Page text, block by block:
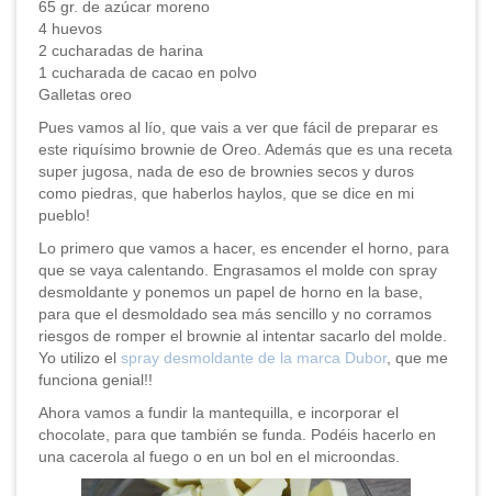
65 gr. de azúcar moreno
4 huevos
2 cucharadas de harina
1 cucharada de cacao en polvo
Galletas oreo
Pues vamos al lío, que vais a ver que fácil de preparar es
este riquísimo brownie de Oreo. Además que es una receta
super jugosa, nada de eso de brownies secos y duros
como piedras, que haberlos haylos, que se dice en mi
pueblo!
Lo primero que vamos a hacer, es encender el horno, para
que se vaya calentando. Engrasamos el molde con spray
desmoldante y ponemos un papel de horno en la base,
para que el desmoldado sea más sencillo y no corramos
riesgos de romper el brownie al intentar sacarlo del molde.
Yo utilizo el spray desmoldante de la marca Dubor, que me
funciona genial!!
Ahora vamos a fundir la mantequilla, e incorporar el
chocolate, para que también se funda. Podéis hacerlo en
una cacerola al fuego o en un bol en el microondas.